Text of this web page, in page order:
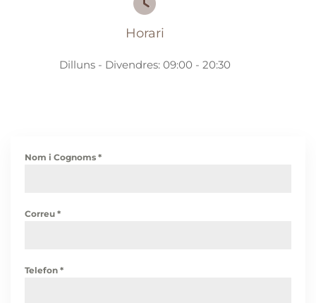
Horari
Dilluns - Divendres: 09:00 - 20:30
Nom i Cognoms *
Correu *
Telefon *